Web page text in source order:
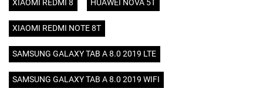
XIAOMI REDMI 8 HUAWEI NOVA 5T
XIAOMI REDMI NOTE 8T
SAMSUNG GALAXY TAB A 8.0 2019 LTE
SAMSUNG GALAXY TAB A 8.0 2019 WIFI